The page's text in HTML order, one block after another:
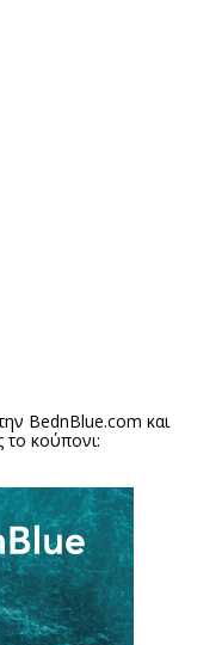
BednBlue.com και
το κούπονι: